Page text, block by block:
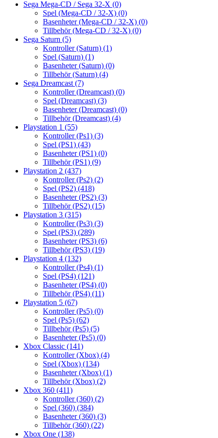
Sega Mega-CD / Sega 32-X (0)
Spel (Mega-CD / 32-X) (0)
Basenheter (Mega-CD / 32-X) (0)
Tillbehör (Mega-CD / 32-X) (0)
Sega Saturn (5)
Kontroller (Saturn) (1)
Spel (Saturn) (1)
Basenheter (Saturn) (0)
Tillbehör (Saturn) (4)
Sega Dreamcast (7)
Kontroller (Dreamcast) (0)
Spel (Dreamcast) (3)
Basenheter (Dreamcast) (0)
Tillbehör (Dreamcast) (4)
Playstation 1 (55)
Kontroller (Ps1) (3)
Spel (PS1) (43)
Basenheter (PS1) (0)
Tillbehör (PS1) (9)
Playstation 2 (437)
Kontroller (Ps2) (2)
Spel (PS2) (418)
Basenheter (PS2) (3)
Tillbehör (PS2) (15)
Playstation 3 (315)
Kontroller (Ps3) (3)
Spel (PS3) (289)
Basenheter (PS3) (6)
Tillbehör (PS3) (19)
Playstation 4 (132)
Kontroller (Ps4) (1)
Spel (PS4) (121)
Basenheter (PS4) (0)
Tillbehör (PS4) (11)
Playstation 5 (67)
Kontroller (Ps5) (0)
Spel (Ps5) (62)
Tillbehör (Ps5) (5)
Basenheter (Ps5) (0)
Xbox Classic (141)
Kontroller (Xbox) (4)
Spel (Xbox) (134)
Basenheter (Xbox) (1)
Tillbehör (Xbox) (2)
Xbox 360 (411)
Kontroller (360) (2)
Spel (360) (384)
Basenheter (360) (3)
Tillbehör (360) (22)
Xbox One (138)